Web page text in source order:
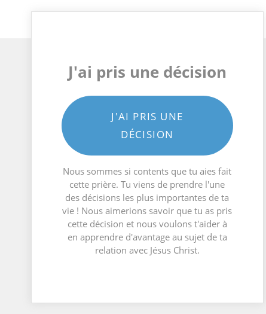
J'ai pris une décision
J'AI PRIS UNE
DÉCISION
Nous sommes si contents que tu aies fait
cette prière. Tu viens de prendre l'une
des décisions les plus importantes de ta
vie ! Nous aimerions savoir que tu as pris
cette décision et nous voulons t'aider à
en apprendre d'avantage au sujet de ta
relation avec Jésus Christ.